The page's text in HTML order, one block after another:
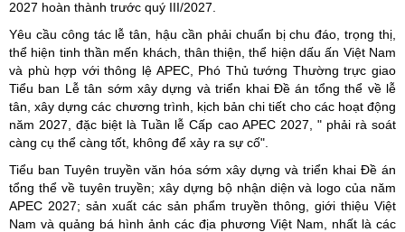
2027 hoàn thành trước quý III/2027.
Yêu cầu công tác lễ tân, hậu cần phải chuẩn bị chu đáo, trọng thị,
thể hiện tinh thần mến khách, thân thiện, thể hiện dấu ấn Việt Nam
và phù hợp với thông lệ APEC, Phó Thủ tướng Thường trực giao
Tiểu ban Lễ tân sớm xây dựng và triển khai Đề án tổng thể về lễ
tân, xây dựng các chương trình, kịch bản chi tiết cho các hoạt động
năm 2027, đặc biệt là Tuần lễ Cấp cao APEC 2027, " phải rà soát
càng cụ thể càng tốt, không để xảy ra sự cố".
Tiểu ban Tuyên truyền văn hóa sớm xây dựng và triển khai Đề án
tổng thể về tuyên truyền; xây dựng bộ nhận diện và logo của năm
APEC 2027; sản xuất các sản phẩm truyền thông, giới thiệu Việt
Nam và quảng bá hình ảnh các địa phương Việt Nam, nhất là các